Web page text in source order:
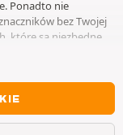
Ponadto nie
bez Twojej
które są niezbędne
do
przeglądanie
Odmowa nie
więcej informacji,